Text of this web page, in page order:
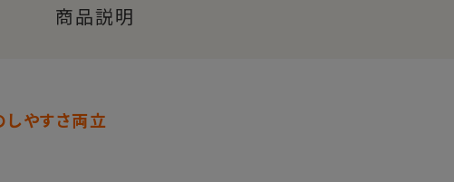
商品説明
やすさ両立